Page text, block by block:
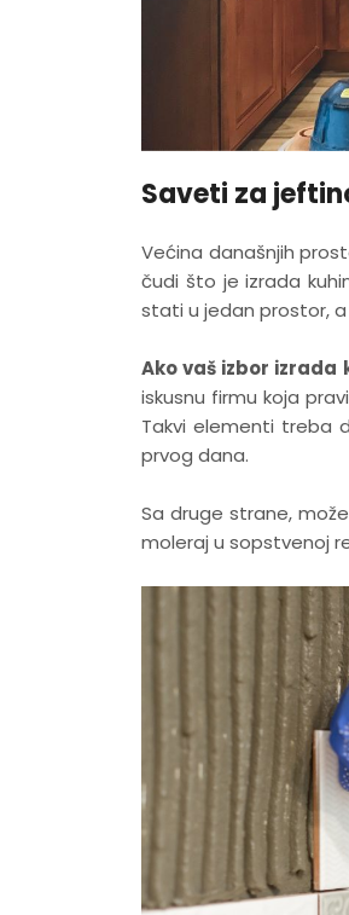
Saveti za
Većina današnjih
čudi što je izrada
stati u jedan prostor,
Ako vaš izbor
iskusnu firmu koja
Takvi elementi treba
prvog dana.
Sa druge strane,
moleraj u sopstvenoj